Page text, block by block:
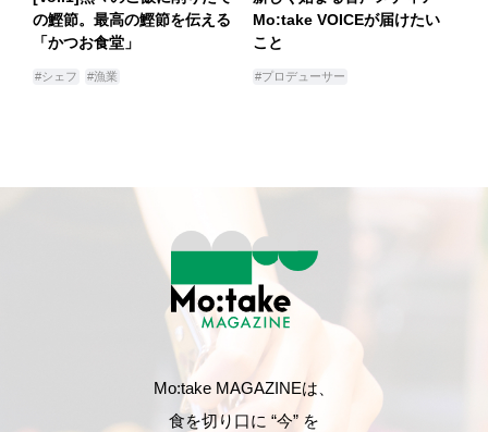
の鰹節。最高の鰹節を伝える
「かつお食堂」
#シェフ #漁業
Mo:take VOICEが届けたい
こと
#プロデューサー
Mo:take MAGAZINEは、
食を切り口に “今” を